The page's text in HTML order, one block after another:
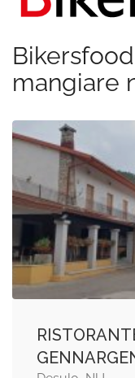
mangiare